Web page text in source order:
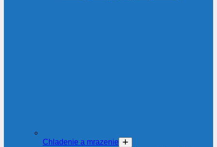
Chladenie a mrazenie